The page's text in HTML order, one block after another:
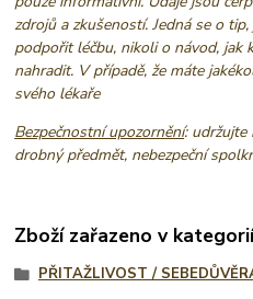
zdrojů a zkušeností. Jedná se o
podpořit léčbu, nikoli o návod, jak
nahradit. V případě, že máte
svého lékaře
Bezpečnostní upozornění: udržujte
drobný předmět, nebezpeční
Zboží zařazeno v
PŘITAŽLIVOST /